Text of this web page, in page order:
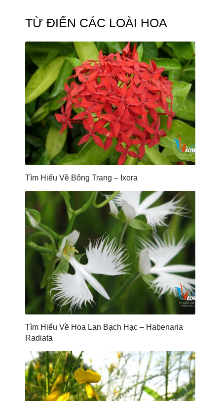
TỪ ĐIỂN CÁC LOÀI HOA
Tìm Hiểu Về Bông Trang – Ixora
Tìm Hiểu Về Hoa Lan Bạch Hạc – Habenaria
Radiata